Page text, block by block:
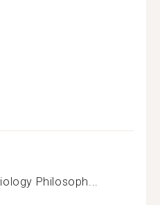
Philosoph...